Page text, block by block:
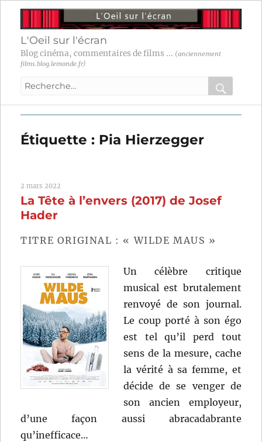
L'Oeil sur l'écran
Blog cinéma, commentaires de films ... (anciennement
films.blog.lemonde.fr)
Recherche
:
OK
Étiquette : Pia Hierzegger
2 mars 2022
La Tête à l’envers (2017) de Josef
Hader
TITRE ORIGINAL : « WILDE MAUS »
Un célèbre critique
musical est brutalement
renvoyé de son journal.
Le coup porté à son égo
est tel qu’il perd tout
sens de la mesure, cache
la vérité à sa femme, et
décide de se venger de
son ancien employeur,
d’une façon aussi abracadabrante
qu’inefficace…